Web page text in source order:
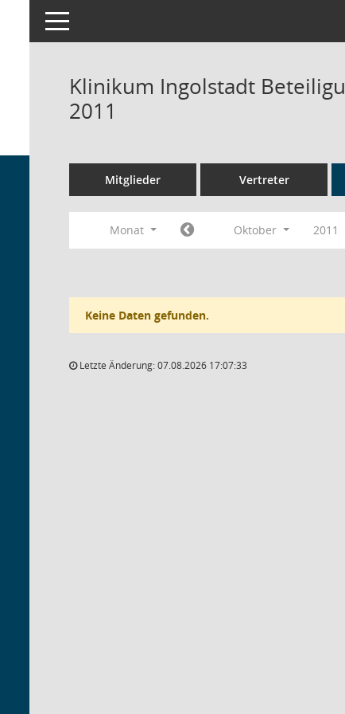
Toggle navigation
Klinikum Ingolstadt
2011
Mitglieder Vertreter
Monat Oktober 2011
Keine Daten gefunden.
Letzte Änderung: 07.08.2026 17:07:33